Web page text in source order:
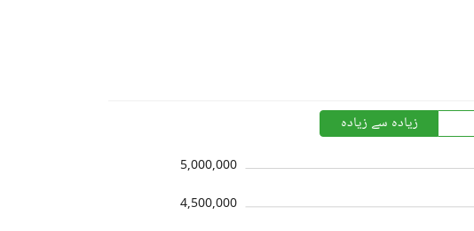
زیادہ سے زیادہ
4,500,000
5,000,000